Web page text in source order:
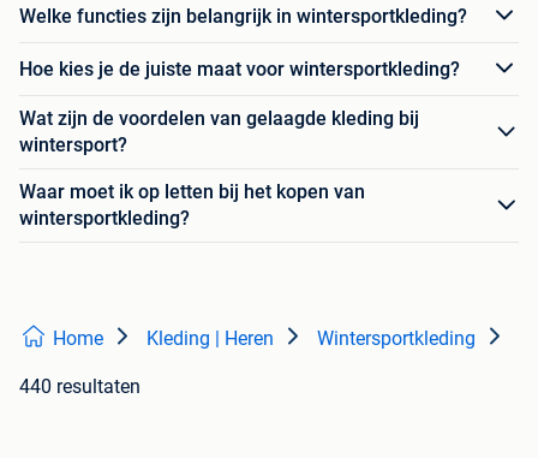
Welke functies zijn belangrijk in wintersportkleding?
Hoe kies je de juiste maat voor wintersportkleding?
Wat zijn de voordelen van gelaagde kleding bij
wintersport?
Waar moet ik op letten bij het kopen van
wintersportkleding?
Home Kleding | Heren Wintersportkleding
440 resultaten